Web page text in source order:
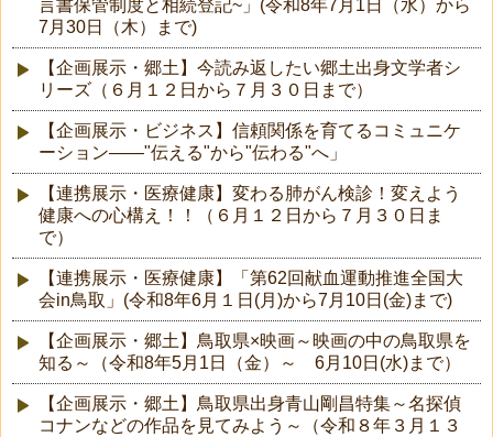
言書保管制度と相続登記~」(令和8年7月1日（水）から
7月30日（木）まで)
【企画展示・郷土】今読み返したい郷土出身文学者シ
リーズ（６月１２日から７月３０日まで）
【企画展示・ビジネス】信頼関係を育てるコミュニケ
ーション――"伝える"から"伝わる"へ」
【連携展示・医療健康】変わる肺がん検診！変えよう
健康への心構え！！（６月１２日から７月３０日ま
で）
【連携展示・医療健康】「第62回献血運動推進全国大
会in鳥取」(令和8年6月１日(月)から7月10日(金)まで)
【企画展示・郷土】鳥取県×映画～映画の中の鳥取県を
知る～（令和8年5月1日（金）～ 6月10日(水)まで）
【企画展示・郷土】鳥取県出身青山剛昌特集～名探偵
コナンなどの作品を見てみよう～（令和８年３月１３